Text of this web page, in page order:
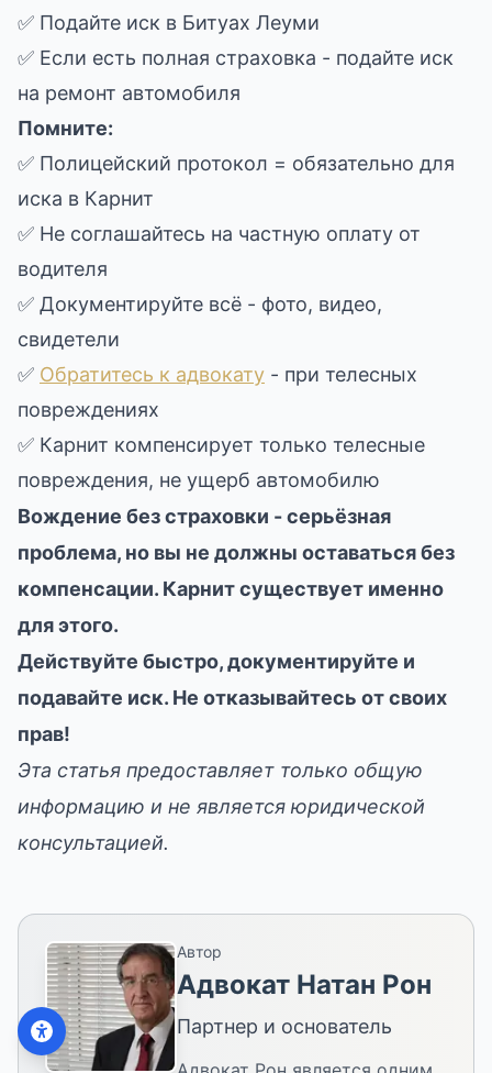
✅ Подайте иск в Битуах Леуми
✅ Если есть полная страховка - подайте иск
на ремонт автомобиля
Помните:
✅ Полицейский протокол = обязательно для
иска в Карнит
✅ Не соглашайтесь на частную оплату от
водителя
✅ Документируйте всё - фото, видео,
свидетели
✅ Обратитесь к адвокату - при телесных
повреждениях
✅ Карнит компенсирует только телесные
повреждения, не ущерб автомобилю
Вождение без страховки - серьёзная
проблема, но вы не должны оставаться без
компенсации. Карнит существует именно
для этого.
Действуйте быстро, документируйте и
подавайте иск. Не отказывайтесь от своих
прав!
Эта статья предоставляет только общую
информацию и не является юридической
консультацией.
Автор
Адвокат Натан Рон
Партнер и основатель
Связаться с нами